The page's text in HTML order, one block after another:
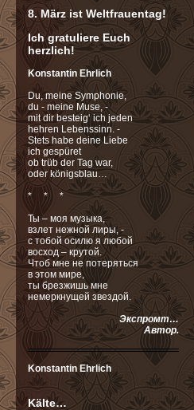
8. März ist Weltfrauentag!
Ich gratuliere Euch
herzlich!
Konstantin Ehrlich
Du, meine Symphonie,
du - meine Muse, -
mit dir besteig‘ ich jeden
hehren Lebenssinn. -
Stets habe deine Liebe
ich gespüret
ob trüb der Tag war,
oder königsblau…
* * *
Ты – моя музыка,
взлет нежной лиры, -
с тобой осилю я любой
восход – крутой.
Чтоб мне не потеряться
в этом мире,
ты брезжишь мне
немеркнущей звездой.
Экспромт…
Автор.
Konstantin Ehrlich
Kälte…